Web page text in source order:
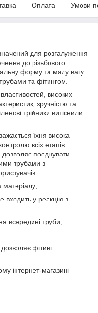
Оплата Умови
для розгалуження
до різьбового
форму та малу вагу.
та фітингом.
високих
зручністю та
трійники витіснили
їхня висока
всіх етапів
дозволяє поєднувати
трубами з
матеріалу;
входить у реакцію з
всередині труби;
фітинг
інтернет-магазині